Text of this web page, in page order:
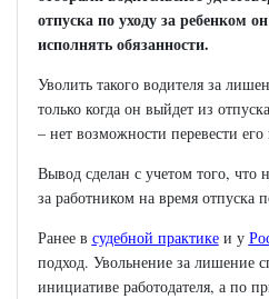
отпуска по уходу за ребенком
исполнять обязанности.
Уволить такого водителя за
только когда он выйдет из
– нет возможности перевести
Вывод сделан с учетом того, что
за работником на время отпуска
Ранее в судебной практикеи у
подход. Увольнение за лишение
инициативе работодателя, а по